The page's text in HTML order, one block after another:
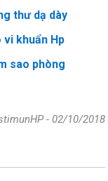
thư dạ dày
vi khuẩn Hp
sao phòng
- 02/10/2018